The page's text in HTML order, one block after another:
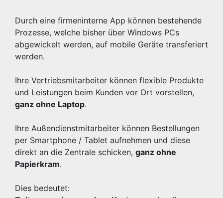
Durch eine firmeninterne App können bestehende
Prozesse, welche bisher über Windows PCs
abgewickelt werden, auf mobile Geräte transferiert
werden.
Ihre Vertriebsmitarbeiter können flexible Produkte
und Leistungen beim Kunden vor Ort vorstellen,
ganz ohne Laptop.
Ihre Außendienstmitarbeiter können Bestellungen
per Smartphone / Tablet aufnehmen und diese
direkt an die Zentrale schicken, ganz ohne
Papierkram.
Dies bedeutet: